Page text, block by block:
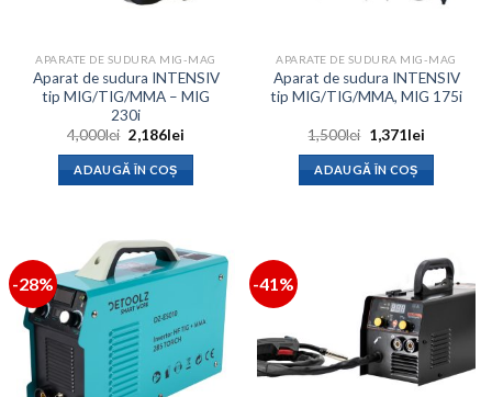
APARATE DE SUDURA MIG-MAG
Aparat de sudura INTENSIV
tip MIG/TIG/MMA – MIG
230i
4,000lei Prețul
inițial
a
fost:
4,000lei.
2,186leiPrețul
ADAUGĂ ÎN COȘ
APARATE DE SUDURA MIG-MAG
Aparat de sudura INTENSIV
tip MIG/TIG/MMA, MIG 175i
1,500lei Prețul
inițial
a
fost:
1,500lei.
1,371leiPrețul
ADAUGĂ ÎN COȘ
-28% -41%